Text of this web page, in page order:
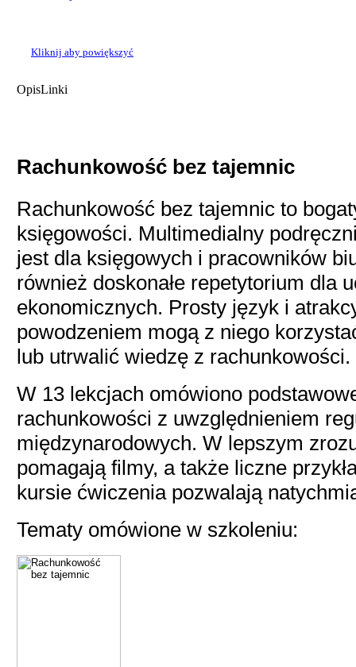
Kliknij aby powiększyć
OpisLinki
Rachunkowość bez tajemnic
Rachunkowość bez tajemnic to
księgowości. Multimedialny
jest dla księgowych i pracowników
również doskonałe repetytorium dla
ekonomicznych. Prosty język i
powodzeniem mogą z niego
lub utrwalić wiedzę z rachunkowości.
W 13 lekcjach omówiono
rachunkowości z uwzględnieniem
międzynarodowych. W lepszym
pomagają filmy, a także liczne
kursie ćwiczenia pozwalają
Tematy omówione w szkoleniu: